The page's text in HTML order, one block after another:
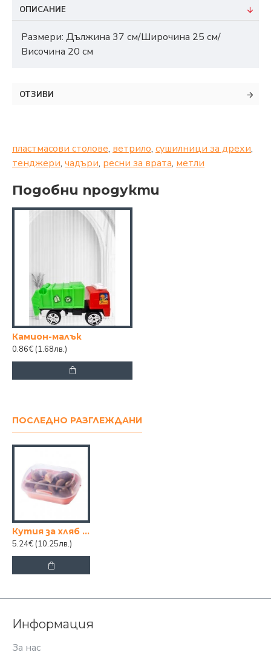
ОПИСАНИЕ
Размери: Дължина 37 см/Широчина 25 см/
Височина 20 см
ОТЗИВИ
пластмасови столове, ветрило, сушилници за дрехи,
тенджери, чадъри, ресни за врата, метли
Подобни продукти
Камион-малък
0.86€ (1.68лв.)
ПОСЛЕДНО РАЗГЛЕЖДАНИ
Кутия за хляб violet
5.24€ (10.25лв.)
Информация
За нас